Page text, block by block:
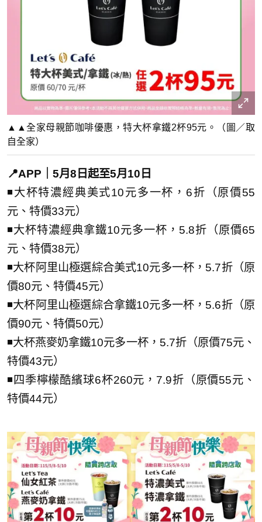
▲▲全家母親節咖啡優惠，特大杯拿鐵2杯95元。（圖／取
自全家）
📍APP｜5月8日起至5月10日
◾大杯特濃經典美式10元多一杯，6折（原價55
元、特價33元）
◾大杯特濃經典拿鐵10元多一杯，5.8折（原價65
元、特價38元）
◾大杯阿里山極選綜合美式10元多一杯，5.7折（原
價80元、特價45元）
◾大杯阿里山極選綜合拿鐵10元多一杯，5.6折（原
價90元、特價50元）
◾大杯燕麥奶拿鐵10元多一杯，5.7折（原價75元、
特價43元）
◾四季檸檬酷繽球6杯260元，7.9折（原價55元、
特價44元）